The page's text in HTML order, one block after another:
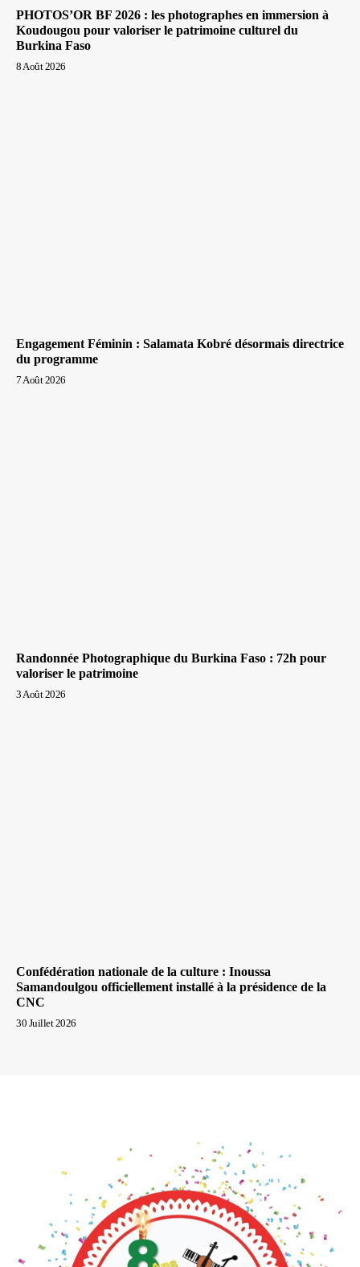
PHOTOS’OR BF 2026 : les photographes en immersion à
Koudougou pour valoriser le patrimoine culturel du
Burkina Faso
8 Août 2026
Engagement Féminin : Salamata Kobré désormais directrice
du programme
7 Août 2026
Randonnée Photographique du Burkina Faso : 72h pour
valoriser le patrimoine
3 Août 2026
Confédération nationale de la culture : Inoussa
Samandoulgou officiellement installé à la présidence de la
CNC
30 Juillet 2026